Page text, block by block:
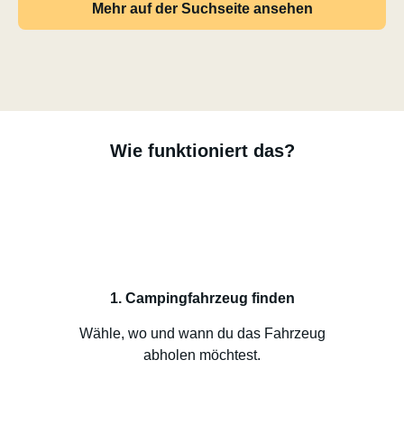
Mehr auf der Suchseite ansehen
Wie funktioniert das?
1. Campingfahrzeug finden
Wähle, wo und wann du das Fahrzeug
abholen möchtest.